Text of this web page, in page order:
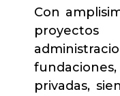
Con
privadas,